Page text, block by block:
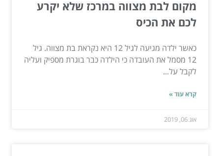
מקום לבת מצווה במרכז שלא יקרע
לכם את הכיס
כאשר ילדה מגיעה לגיל 12 היא נקראת בת מצווה. גיל
12 מסמל את העובדה כי הילדה כבר בוגרת מספיק ועליה
לקבל על...
קרא עוד »
אוג 06, 2019